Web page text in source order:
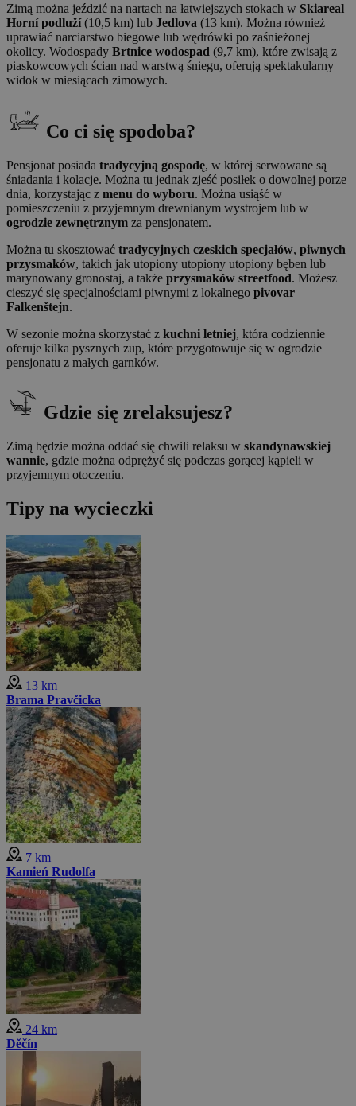
Zimą można jeździć na nartach na łatwiejszych stokach w Skiareal
Horní podluží(10,5 km) lub Jedlova (13 km). Można również
uprawiać narciarstwo biegowe lub wędrówki po zaśnieżonej
okolicy. Wodospady Brtnice wodospad (9,7 km), które zwisają z
piaskowcowych ścian nad warstwą śniegu, oferują spektakularny
widok w miesiącach zimowych.
Co ci się spodoba?
Pensjonat posiada tradycyjną gospodę, w której serwowane są
śniadania i kolacje. Można tu jednak zjeść posiłek o dowolnej porze
dnia, korzystając z menu do wyboru. Można usiąść w
pomieszczeniu z przyjemnym drewnianym wystrojem lub w
ogrodzie zewnętrznym za pensjonatem.
Można tu skosztować tradycyjnych czeskich specjałów, piwnych
przysmaków, takich jak utopiony utopiony utopiony bęben lub
marynowany gronostaj, a także przysmaków streetfood. Możesz
cieszyć się specjalnościami piwnymi z lokalnego pivovar
Falkenštejn.
W sezonie można skorzystać z kuchni letniej, która codziennie
oferuje kilka pysznych zup, które przygotowuje się w ogrodzie
pensjonatu z małych garnków.
Gdzie się zrelaksujesz?
Zimą będzie można oddać się chwili relaksu w skandynawskiej
wannie, gdzie można odprężyć się podczas gorącej kąpieli w
przyjemnym otoczeniu.
Tipy na wycieczki
13 km
Brama Pravčicka
7 km
Kamień Rudolfa
24 km
Děčín